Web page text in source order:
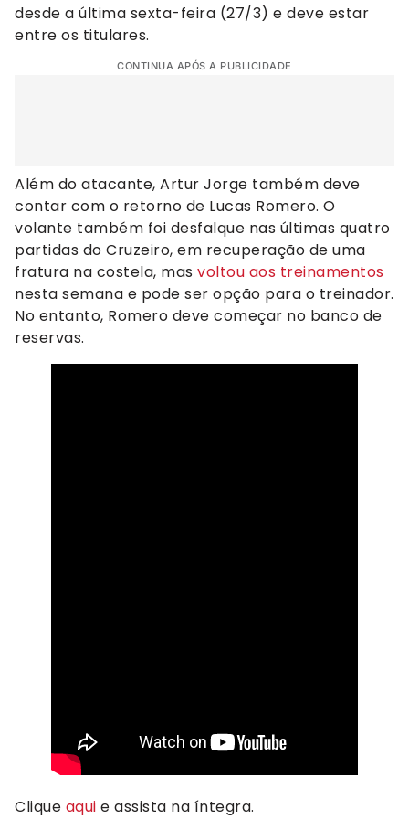
desde a última sexta-feira (27/3) e deve estar
entre os titulares.
CONTINUA APÓS A PUBLICIDADE
Além do atacante, Artur Jorge também deve
contar com o retorno de Lucas Romero. O
volante também foi desfalque nas últimas quatro
partidas do Cruzeiro, em recuperação de uma
fratura na costela, mas voltou aos treinamentos
nesta semana e pode ser opção para o treinador.
No entanto, Romero deve começar no banco de
reservas.
Clique aqui e assista na íntegra.